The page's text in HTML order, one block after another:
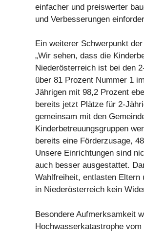
einfacher und preiswerter
und Verbesserungen
Ein weiterer Schwerpunkt
„Wir sehen, dass die
Niederösterreich ist bei den
über 81 Prozent Nummer 1
Jährigen mit 98,2 Prozent
bereits jetzt Plätze für 2-
gemeinsam mit den
Kinderbetreuungsgruppen
bereits eine Förderzusage,
Unsere Einrichtungen sind
auch besser ausgestattet.
Wahlfreiheit, entlasten
in Niederösterreich kein
Besondere Aufmerksamkeit
Hochwasserkatastrophe